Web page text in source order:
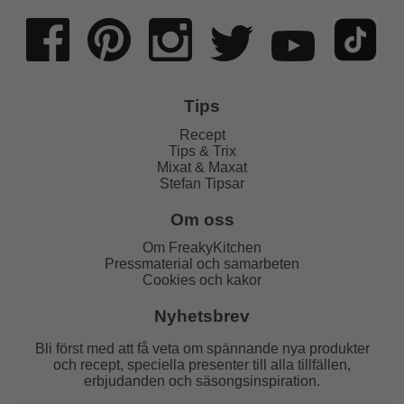
Tips
Recept
Tips & Trix
Mixat & Maxat
Stefan Tipsar
Om oss
Om FreakyKitchen
Pressmaterial och samarbeten
Cookies och kakor
Nyhetsbrev
Bli först med att få veta om spännande nya produkter
och recept, speciella presenter till alla tillfällen,
erbjudanden och säsongsinspiration.